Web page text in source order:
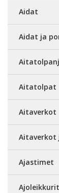
Aidat
Aidat ja
Aitatolpat
Aitaverkot
Ajastimet
Ajoleikkurit